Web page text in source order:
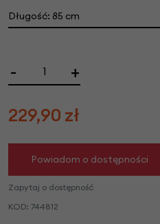
Długość: 85 cm
- +
229,90 zł
Powiadom o dostępności
Zapytaj o dostępność
KOD: 744812